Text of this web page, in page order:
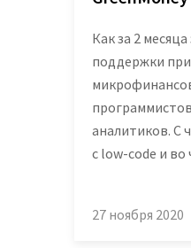
Шифратор
Системные
Как за 2
поддержки
аналитиков. С
с low-code и во
27 ноября 2020